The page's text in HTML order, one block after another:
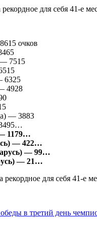
рекордное для себя 41-е
очков
— 7515
6325
4928
— 3883
1179…
— 422…
— 99…
— 21…
в третий день